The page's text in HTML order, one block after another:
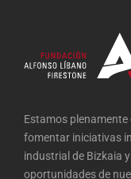
Estamos
fomentar iniciativas
industrial de Bizkaia
oportunidades de